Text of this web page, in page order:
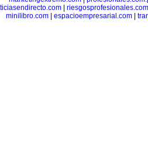
riesgosprofesionales.com
minilibro.com| espacioempresarial.com|